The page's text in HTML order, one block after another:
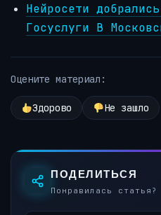
Нейросети
Госуслуги В
Оцените материал:
Здорово Не зашло
ПОДЕЛИТЬСЯ
Понравилась